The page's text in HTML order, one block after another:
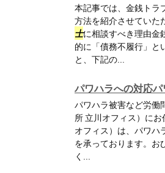
本記事では、金銭トラ
方法を紹介させていた
士に相談すべき理由金
的に「債務不履行」と
と、下記の...
パワハラへの対応
パワハラ被害など労働
所 立川オフィス）に
オフィス）は、パワハ
を承っております。お
く...